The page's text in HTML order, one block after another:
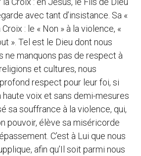
avec tant d’insistance. Sa «
: le « Non » à la violence, «
». Tel est le Dieu dont nous
ne manquons pas de respect à
et cultures, nous
respect pour leur foi, si
voix et sans demi-mesures
sa souffrance à la violence, qui,
pouvoir, élève sa miséricorde
C’est à Lui que nous
afin qu’Il soit parmi nous